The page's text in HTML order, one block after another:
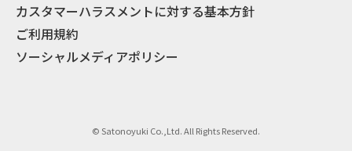
カスタマーハラスメントに対する基本方針
ご利用規約
ソーシャルメディアポリシー
© Satonoyuki Co.,Ltd. All Rights Reserved.